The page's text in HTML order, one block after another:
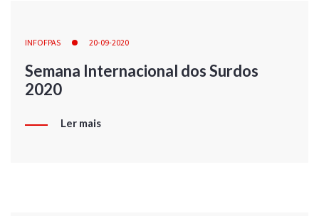
INFOFPAS 20-09-2020
Semana Internacional dos Surdos
2020
Ler mais